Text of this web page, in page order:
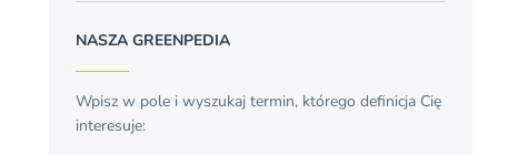
NASZA GREENPEDIA
Wpisz w pole i wyszukaj termin, którego definicja Cię
interesuje: